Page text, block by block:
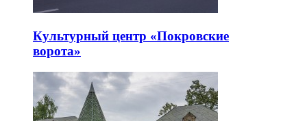
Культурный центр «Покровские
ворота»